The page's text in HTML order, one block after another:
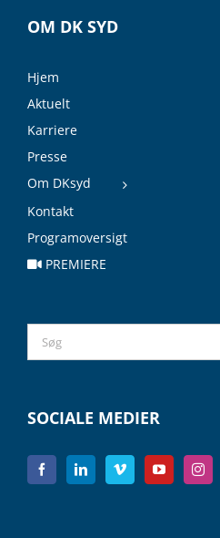
OM DK SYD
Hjem
Aktuelt
Karriere
Presse
Om DKsyd
Kontakt
Programoversigt
PREMIERE
Search
for:
SOCIALE MEDIER